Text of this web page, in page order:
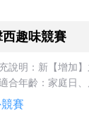
趣味競賽
說明：新【增加
合年齡：家庭日
賽